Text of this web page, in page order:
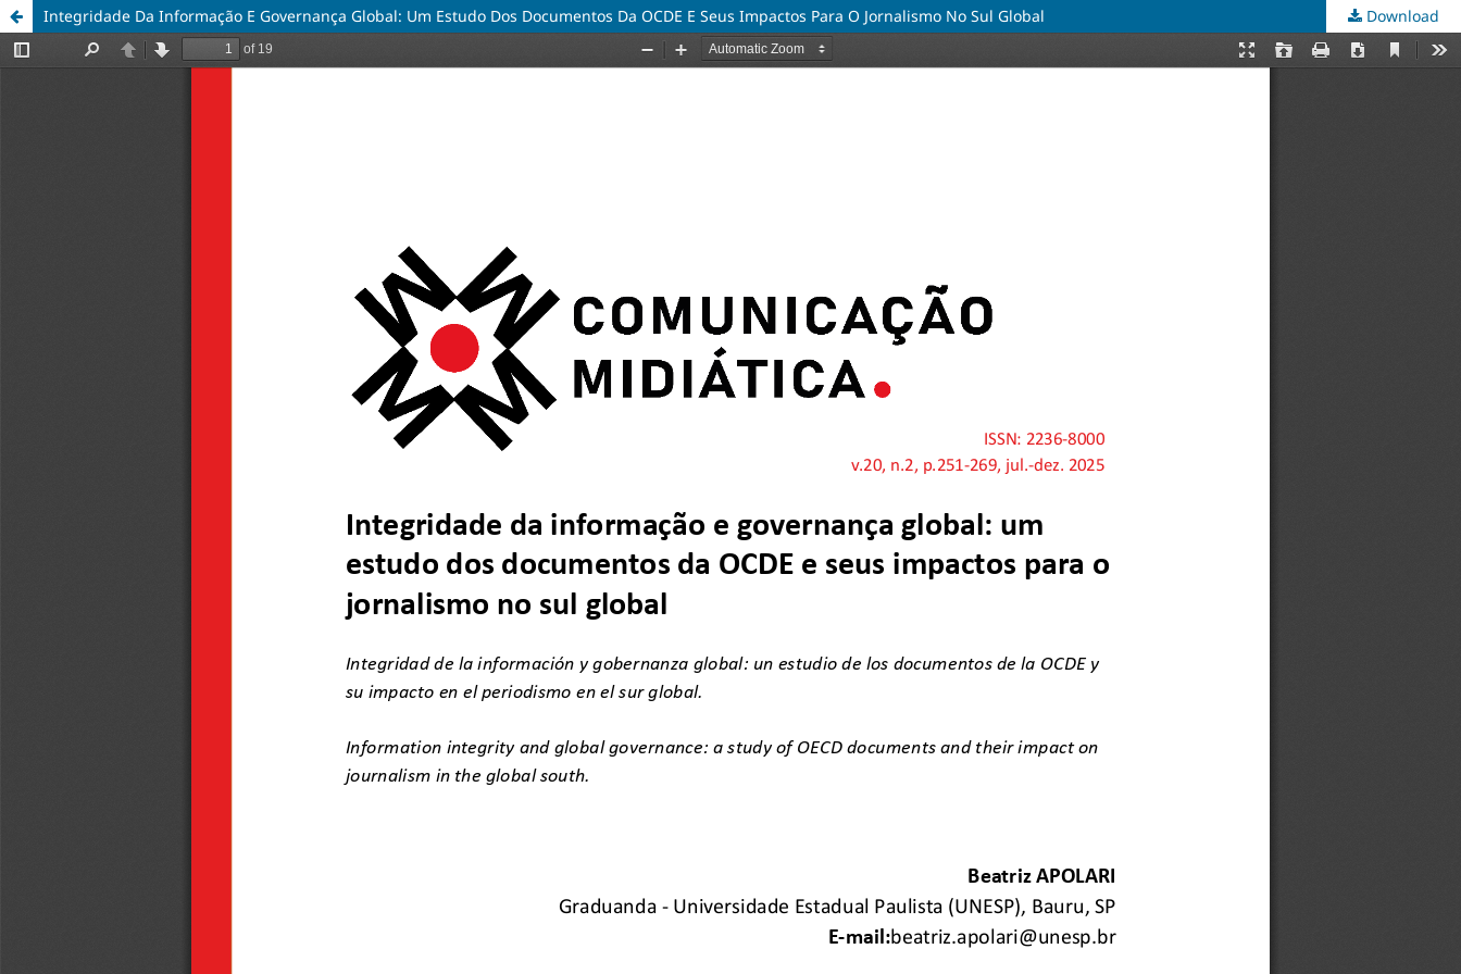
Integridade Da Informação E Governança Global: Um Estudo Dos Documentos Da OCDE E Seus Impactos Para O Jornalismo No Sul Global Download